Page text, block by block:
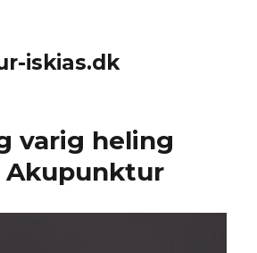
iskias.dk
varig heling
Akupunktur